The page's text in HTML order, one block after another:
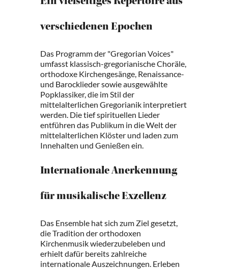
verschiedenen Epochen
Das Programm der "Gregorian Voices"
umfasst klassisch-gregorianische Choräle,
orthodoxe Kirchengesänge, Renaissance-
und Barocklieder sowie ausgewählte
Popklassiker, die im Stil der
mittelalterlichen Gregorianik interpretiert
werden. Die tief spirituellen Lieder
entführen das Publikum in die Welt der
mittelalterlichen Klöster und laden zum
Innehalten und Genießen ein.
Internationale Anerkennung
für musikalische Exzellenz
Das Ensemble hat sich zum Ziel gesetzt,
die Tradition der orthodoxen
Kirchenmusik wiederzubeleben und
erhielt dafür bereits zahlreiche
internationale Auszeichnungen. Erleben